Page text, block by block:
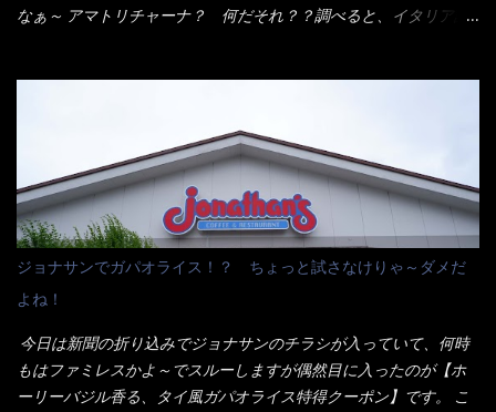
それなばらと冷蔵庫にあった、黒豆モヤシ・韮・生卵を用意しま
け、韮の葉の部分をドサッと乗せて調味油を入れて完成です。 ど
うでしょう？ 見た目 Goodデザイン賞じゃない！？ 笑 マルタ
イのHPを見ると・・・（引用） めんは、ノンフライ・ノンスチー
ム製法で仕上げた、生めんに近い風味のストレートめんです。 豚
の旨味に数種類の唐辛子、ニンニクを加えた辛さとコクが凝縮さ
れた醤油ベースのスープです。 調味油に赤ラー油とごま油を使用
することに風味と辛さを引き立たせています。 調味油をスープ
全体に馴染ませるために、箸で麺と具を持ち上げて・・・ ええや
ないかぁ～ モヤシが黒豆モヤシだから細身で熱を加えてもへた
りづらい！（緑豆モヤシだと太くて熱加えるとダラーっとなるん
なぁ～ アマトリチャーナ？ 何だそれ？？調べると、イタリア語
ブン皿で焼いて、大凡の目安で小分けにしているようで、パック
をよーく見たら表面のチーズの乗り具合に結構な差が出てい
た・・・チーズに焦げ目が付いているのを、しっかり確認し買う
ことをオススメします。（取り分け量にも若干有り差がでてるだ
ろう） 早速タバスコを振りかけて食べてみると・・・結構美味し
いよ！ 久しぶりだな～ホワイトソースとマカロニの絡まった食
感・・・懐かしい～ 今回ダイソーのカレー用のスプーンを使って
みたら、これが凄くうまくすくえるんだよねぇ～（このスプーン
当たりだね） 今回新作のグラタンを頂きましたが、まずまずの美
味しさとダイソーのカレースプーンの。すくい上げ力の良さを再
ジョナサンでガパオライス！？ ちょっと試さなけりゃ～ダメだ
よね！
今日は新聞の折り込みでジョナサンのチラシが入っていて、何時
もはファミレスかよ～でスルーしますが偶然目に入ったのが【ホ
ーリーバジル香る、タイ風ガパオライス特得クーポン】です。 こ